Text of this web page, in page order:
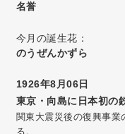
名誉
今月の誕生花：
のうぜんかずら
1926年8月06日
東京・向島に日本初の
関東大震災後の復興事業
る。